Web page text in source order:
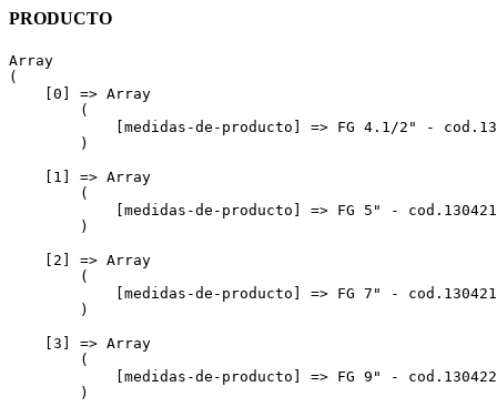
PRODUCTO
Array
(
    [0] => Array
        (
[medidas-de-producto] => FG 4.1/2" -
        )
    [1] => Array
        (
[medidas-de-producto] => FG 5" -
        )
    [2] => Array
        (
[medidas-de-producto] => FG 7" -
        )
    [3] => Array
        (
[medidas-de-producto] => FG 9" -
        )